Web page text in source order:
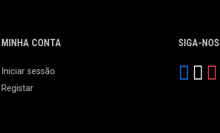
MINHA CONTA
Iniciar sessão
Registar
SIGA-NOS